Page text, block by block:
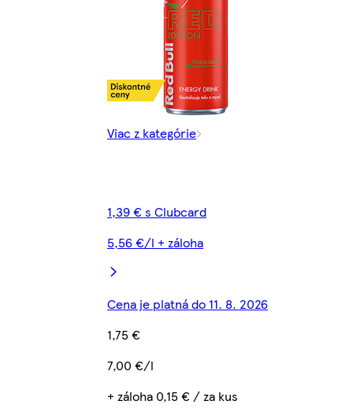
Viac z kategórie
1,39 € s Clubcard
5,56 €/l + záloha
Cena je platná do 11. 8. 2026
1,75 €
7,00 €/l
+ záloha 0,15 € / za kus